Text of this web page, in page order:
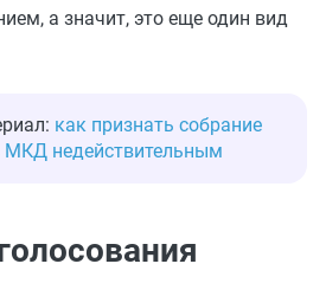
а значит, это еще один вид
как признать собрание
МКД недействительным